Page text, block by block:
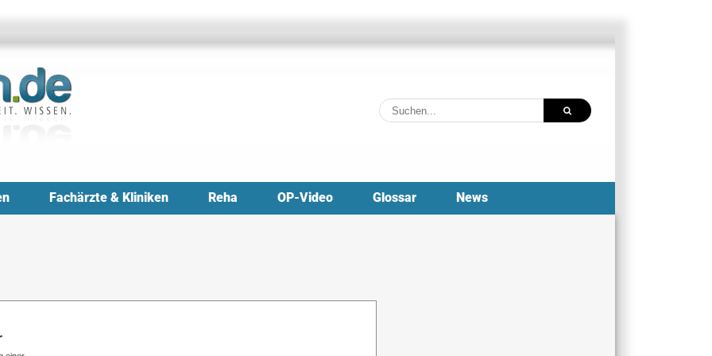
Suche
nach:
Fachärzte & Kliniken Reha OP-Video Glossar News